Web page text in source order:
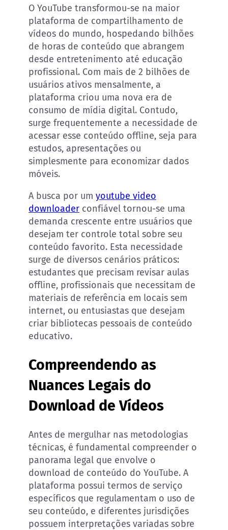
O YouTube transformou-se na maior
plataforma de compartilhamento de
vídeos do mundo, hospedando bilhões
de horas de conteúdo que abrangem
desde entretenimento até educação
profissional. Com mais de 2 bilhões de
usuários ativos mensalmente, a
plataforma criou uma nova era de
consumo de mídia digital. Contudo,
surge frequentemente a necessidade de
acessar esse conteúdo offline, seja para
estudos, apresentações ou
simplesmente para economizar dados
móveis.
A busca por um youtube video
downloader confiável tornou-se uma
demanda crescente entre usuários que
desejam ter controle total sobre seu
conteúdo favorito. Esta necessidade
surge de diversos cenários práticos:
estudantes que precisam revisar aulas
offline, profissionais que necessitam de
materiais de referência em locais sem
internet, ou entusiastas que desejam
criar bibliotecas pessoais de conteúdo
educativo.
Compreendendo as
Nuances Legais do
Download de Vídeos
Antes de mergulhar nas metodologias
técnicas, é fundamental compreender o
panorama legal que envolve o
download de conteúdo do YouTube. A
plataforma possui termos de serviço
específicos que regulamentam o uso de
seu conteúdo, e diferentes jurisdições
possuem interpretações variadas sobre